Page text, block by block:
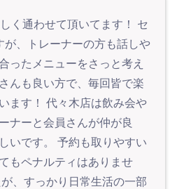
く通わせて頂いてます！ セ
が、トレーナーの方も話しや
ったメニューをさっと考え
んも良い方で、毎回皆で楽
ます！ 代々木店は飲み会や
ナーと会員さんが仲が良
いです。 予約も取りやすい
もペナルティはありませ
、すっかり日常生活の一部